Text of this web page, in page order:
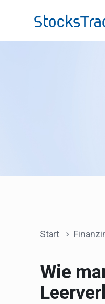
Start
Wie